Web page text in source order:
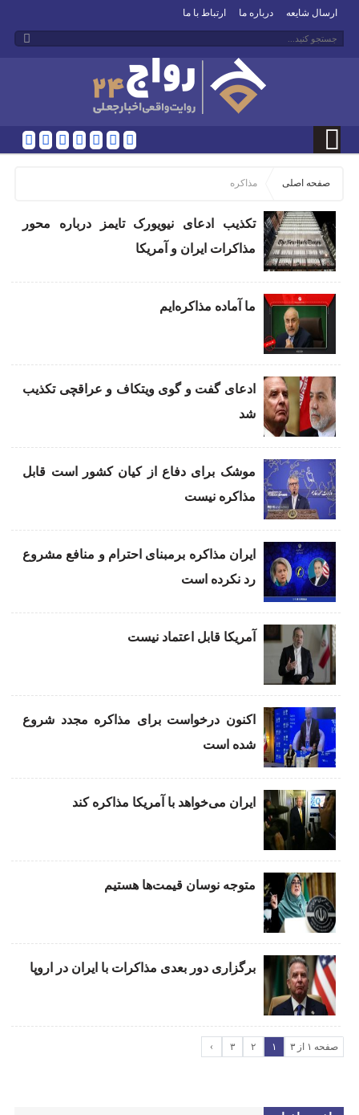
ارسال شایعه درباره ما ارتباط با ما
صفحه اصلی مذاکره
تکذیب ادعای نیویورک تایمز درباره محور
مذاکرات ایران و آمریکا
ما آماده مذاکره‌ایم
ادعای گفت و گوی ویتکاف و عراقچی تکذیب
شد
موشک برای دفاع از کیان کشور است قابل
مذاکره نیست
ایران مذاکره برمبنای احترام و منافع مشروع
رد نکرده است
آمریکا قابل اعتماد نیست
اکنون درخواست برای مذاکره مجدد شروع
شده است
ایران می‌خواهد با آمریکا مذاکره کند
متوجه نوسان قیمت‌ها هستیم
برگزاری دور بعدی مذاکرات با ایران در اروپا
صفحه ۱ از ۳ ۱ ۲ ۳ ›